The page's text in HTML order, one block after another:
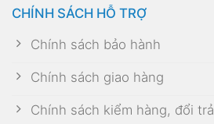
CHÍNH SÁCH HỖ TRỢ
Chính sách bảo hành
Chính sách giao hàng
Chính sách kiểm hàng, đổi trả